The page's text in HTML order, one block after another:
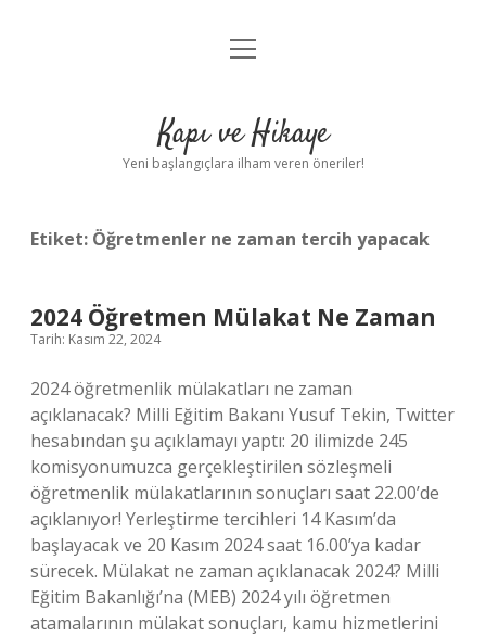
Anasayfa
Yasal Uyarı
menüyü
Kapı ve Hikaye
Yeni başlangıçlara ilham veren öneriler!
Etiket: Öğretmenler ne zaman tercih yapacak
2024 Öğretmen Mülakat Ne Zaman
Tarih: Kasım 22, 2024
2024 öğretmenlik mülakatları ne zaman
açıklanacak? Milli Eğitim Bakanı Yusuf Tekin, Twitter
hesabından şu açıklamayı yaptı: 20 ilimizde 245
komisyonumuzca gerçekleştirilen sözleşmeli
öğretmenlik mülakatlarının sonuçları saat 22.00’de
açıklanıyor! Yerleştirme tercihleri ​​14 Kasım’da
başlayacak ve 20 Kasım 2024 saat 16.00’ya kadar
sürecek. Mülakat ne zaman açıklanacak 2024? Milli
Eğitim Bakanlığı’na (MEB) 2024 yılı öğretmen
atamalarının mülakat sonuçları, kamu hizmetlerini